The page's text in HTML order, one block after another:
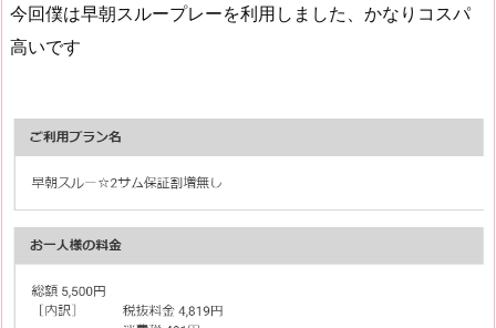
今回僕は早朝スループレーを利用しました、かなりコスパ
高いです